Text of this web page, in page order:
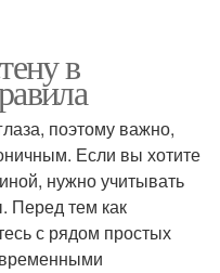
в
поэтому важно,
Если вы хотите
нужно учитывать
Перед тем как
с рядом простых